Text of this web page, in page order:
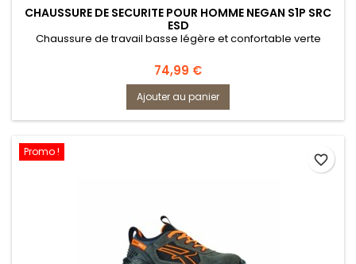
CHAUSSURE DE SECURITE POUR HOMME NEGAN S1P SRC
ESD
Chaussure de travail basse légère et confortable verte
Prix
74,99 €
Ajouter au panier
Promo !
favorite_border